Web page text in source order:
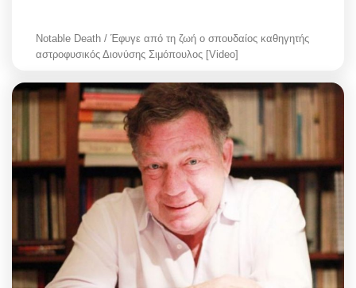
Notable Death / Έφυγε από τη ζωή ο σπουδαίος καθηγητής
αστροφυσικός Διονύσης Σιμόπουλος [Video]